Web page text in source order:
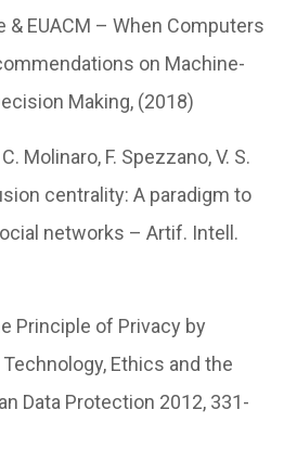
& EUACM – When Computers
on Machine-
Making, (2018)
Molinaro, F. Spezzano, V. S.
centrality: A paradigm to
networks – Artif. Intell.
Principle of Privacy by
Ethics and the
Data Protection 2012, 331-